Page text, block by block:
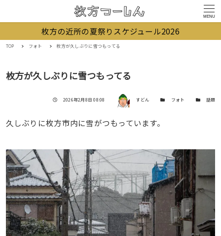
MENU
枚方の近所の夏祭りスケジュール2026
TOP フォト 枚方が久しぶりに雪つもってる
枚方が久しぶりに雪つもってる
投稿日
2026年2月8日 08:08 著者 すどん カテゴリー
フォト カテゴリー
話題
久しぶりに枚方市内に雪がつもっています。